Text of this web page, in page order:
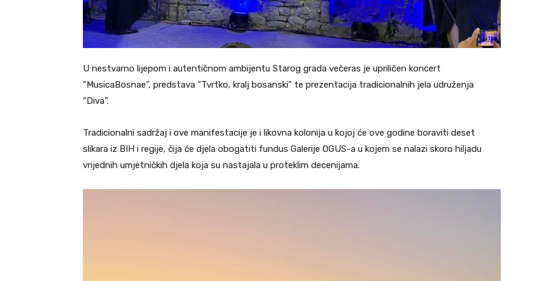
U nestvarno lijepom i autentičnom ambijentu Starog grada večeras je upriličen koncert
“MusicaBosnae”, predstava “Tvrtko, kralj bosanski” te prezentacija tradicionalnih jela udruženja
“Diva”.
Tradicionalni sadržaj i ove manifestacije je i likovna kolonija u kojoj će ove godine boraviti deset
slikara iz BIH i regije, čija će djela obogatiti fundus Galerije OGUS-a u kojem se nalazi skoro hiljadu
vrijednih umjetničkih djela koja su nastajala u proteklim decenijama.